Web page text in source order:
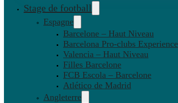
Stage de football
Espagne
Barcelone – Haut Niveau
Barcelona Pro-clubs Experience
Valencia – Haut Niveau
Filles Barcelone
FCB Escola – Barcelone
Atlético de Madrid
Angleterre